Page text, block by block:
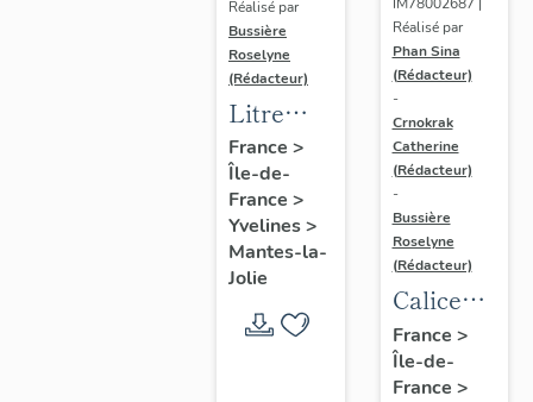
Réalisé par
Bussière
Roselyne
(Rédacteur)
Litre
funéraire
du
prince
de Conti
France >
Île-de-
France >
Yvelines>
Mantes-la-
Jolie
Réalisé par
Phan Sina
(Rédacteur)
-
Crnokrak
Catherine
(Rédacteur)
-
Bussière
Roselyne
(Rédacteur)
Calice
n°2 et sa
patène
France >
Île-de-
France >